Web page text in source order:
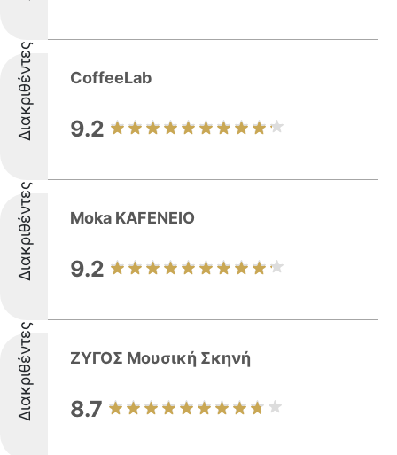
Διακριθέντες CoffeeLab
9.2
Διακριθέντες Moka KAFENEIO
9.2
Διακριθέντες ΖΥΓΟΣ Μουσική Σκηνή
8.7